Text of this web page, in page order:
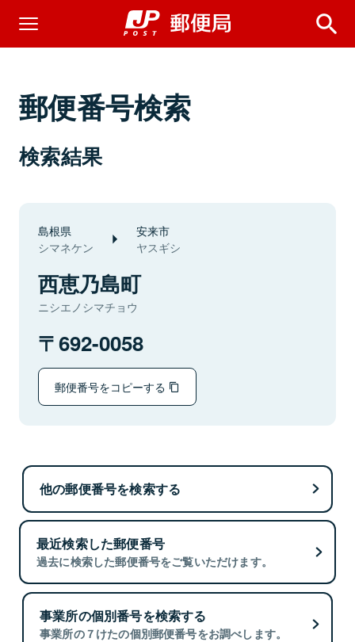
郵便番号検索
検索結果
島根県
シマネケン
安来市
ヤスギシ
西恵乃島町
ニシエノシマチョウ
692-0058
郵便番号をコピーする
他の郵便番号を検索する
最近検索した郵便番号
過去に検索した郵便番号をご覧いただけます。
事業所の個別番号を検索する
事業所の７けたの個別郵便番号をお調べします。